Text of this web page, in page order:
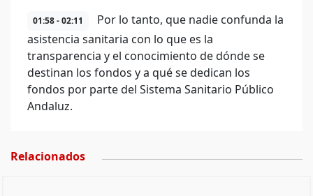
01:58 - 02:11
Por lo tanto, que nadie confunda la
asistencia sanitaria con lo que es la
transparencia y el conocimiento de dónde se
destinan los fondos y a qué se dedican los
fondos por parte del Sistema Sanitario Público
Andaluz.
Relacionados